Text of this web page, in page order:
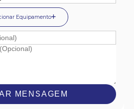
Equipamento
MENSAGEM